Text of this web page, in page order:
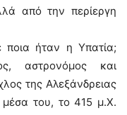
από την περίεργη
ποια ήταν η Υπατία;
αστρονόμος και
της Αλεξάνδρειας
μέσα του, το 415 μ.Χ.